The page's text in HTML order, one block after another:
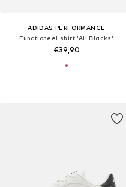
ADIDAS PERFORMANCE
Functioneel shirt 'All Blacks'
€39,90